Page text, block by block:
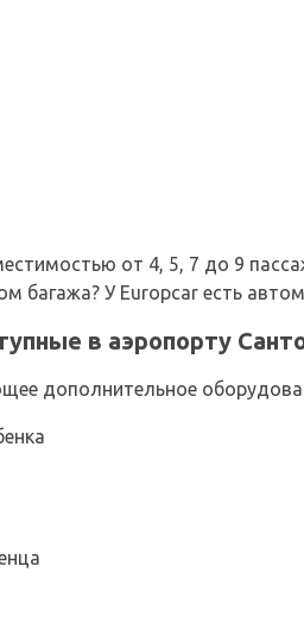
от 4, 5, 7 до 9
багажа? У Europcar есть
в аэропорту
дополнительное